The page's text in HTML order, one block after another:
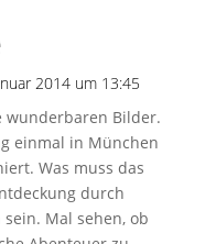
2014 um 13:45
wunderbaren Bilder.
einmal in München
Was muss das
durch
Mal sehen, ob